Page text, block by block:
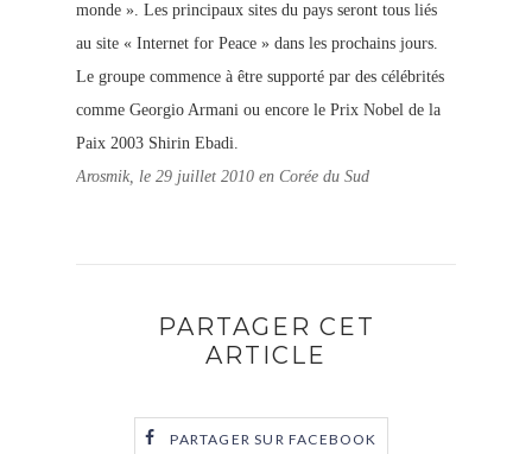
monde ». Les principaux sites du pays seront tous liés
au site « Internet for Peace » dans les prochains jours.
Le groupe commence à être supporté par des célébrités
comme Georgio Armani ou encore le Prix Nobel de la
Paix 2003 Shirin Ebadi.
Arosmik, le 29 juillet 2010 en Corée du Sud
PARTAGER CET
ARTICLE
PARTAGER SUR FACEBOOK